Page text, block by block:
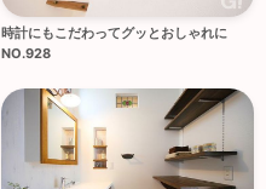
時計にもこだわってグッとおしゃれに
NO.928